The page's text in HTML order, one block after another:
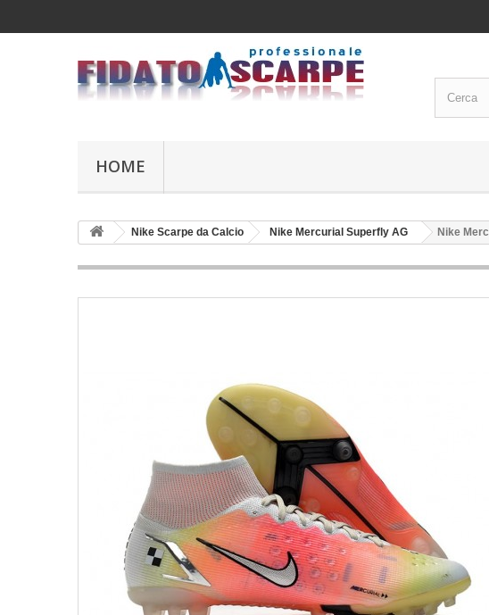
HOME
Nike Scarpe da Calcio Nike Mercurial Superfly AG Nike